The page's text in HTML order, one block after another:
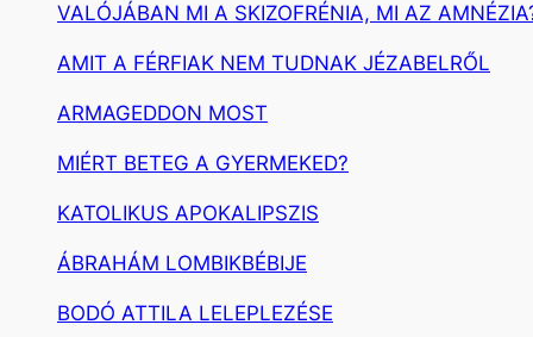
VALÓJÁBAN MI A SKIZOFRÉNIA, MI AZ
AMIT A FÉRFIAK NEM TUDNAK JÉZABELRŐL
ARMAGEDDON MOST
MIÉRT BETEG A GYERMEKED?
KATOLIKUS APOKALIPSZIS
ÁBRAHÁM LOMBIKBÉBIJE
BODÓ ATTILA LELEPLEZÉSE